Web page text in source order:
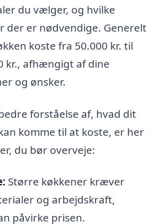
du vælger, og hvilke
der er nødvendige. Generelt
koste fra 50.000 kr. til
kr., afhængigt af dine
og ønsker.
forståelse af, hvad dit
komme til at koste, er her
du bør overveje:
Større køkkener kræver
og arbejdskraft,
påvirke prisen.